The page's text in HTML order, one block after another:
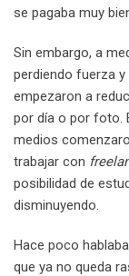
se pagaba muy
Sin embargo, a
perdiendo fuerza
empezaron a
por día o por foto.
medios
trabajar con
posibilidad de
disminuyendo.
Hace poco
que ya no queda